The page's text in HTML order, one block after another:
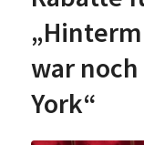
war
York“